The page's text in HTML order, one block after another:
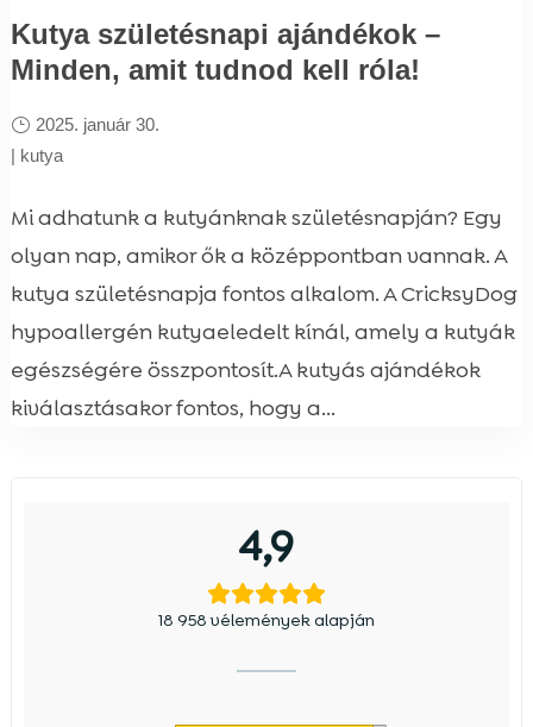
Kutya születésnapi ajándékok –
Minden, amit tudnod kell róla!
2025. január 30.
| kutya
Mi adhatunk a kutyánknak születésnapján? Egy
olyan nap, amikor ők a középpontban vannak. A
kutya születésnapja fontos alkalom. A CricksyDog
hypoallergén kutyaeledelt kínál, amely a kutyák
egészségére összpontosít.A kutyás ajándékok
kiválasztásakor fontos, hogy a...
4,9
18 958 vélemények alapján